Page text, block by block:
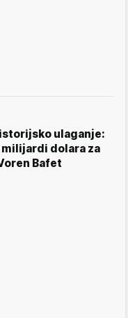
ulaganje:
milijardi dolara za
Bafet